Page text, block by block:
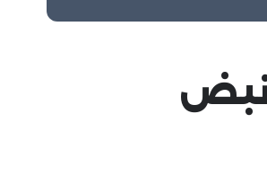
نبض